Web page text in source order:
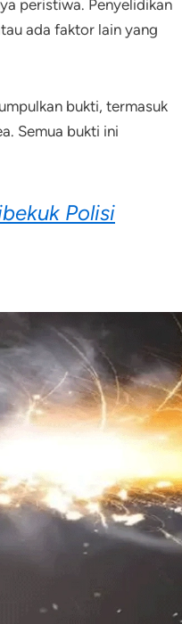
peristiwa. Penyelidikan
ada faktor lain yang
bukti, termasuk
Semua bukti ini
Polisi